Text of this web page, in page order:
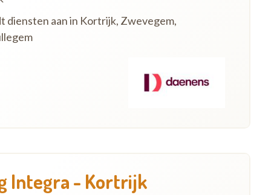
diensten aan in Kortrijk, Zwevegem,
Integra - Kortrijk